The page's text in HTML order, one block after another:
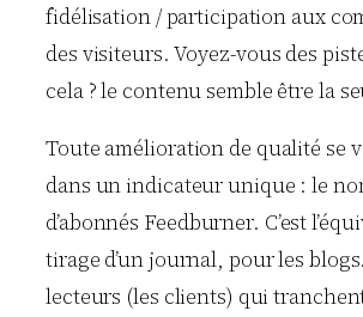
fidélisation / participation aux
des visiteurs. Voyez-vous des
cela ? le contenu semble être la
Toute amélioration de qualité se
dans un indicateur unique : le
d’abonnés Feedburner. C’est
tirage d’un journal, pour les
lecteurs (les clients) qui